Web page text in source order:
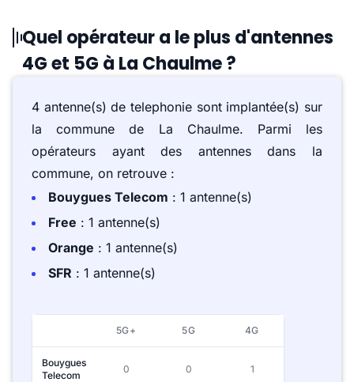
Quel opérateur a le plus d'antennes
4G et 5G à La Chaulme ?
4 antenne(s) de telephonie sont implantée(s) sur
la commune de La Chaulme. Parmi les
opérateurs ayant des antennes dans la
commune, on retrouve :
Bouygues Telecom : 1 antenne(s)
Free : 1 antenne(s)
Orange : 1 antenne(s)
SFR : 1 antenne(s)
5G+ 5G 4G
Bouygues
Telecom
0 0 1